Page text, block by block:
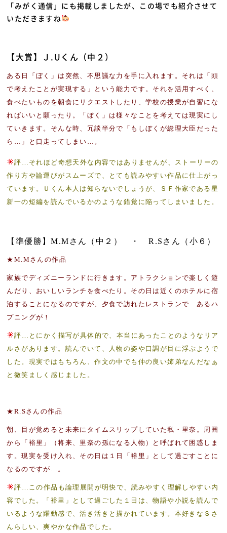
「みがく通信」にも掲載しましたが、この場でも紹介させて
いただきますね
【大賞】Ｊ.Uくん（中２）
ある日「ぼく」は突然、不思議な力を手に入れます。それは「頭
で考えたことが実現する」という能力です。それを活用すべく、
食べたいものを朝食にリクエストしたり、学校の授業が自習にな
ればいいと願ったり。「ぼく」は様々なことを考えては現実にし
ていきます。そんな時、冗談半分で「もしぼくが総理大臣だった
ら…」と口走ってしまい…。
評… それほど奇想天外な内容ではありませんが、ストーリーの
作り方や論運びがスムーズで、とても読みやすい作品に仕上がっ
ています。Ｕくん本人は知らないでしょうが、ＳＦ作家である星
新一の短編を読んでいるかのような錯覚に陥ってしまいました。
【準優勝】M.Mさん（中２） ・ R.Sさん（小６）
★M.Mさんの作品
家族でディズニーランドに行きます。アトラクションで楽しく遊
んだり、おいしいランチを食べたり。その日は近くのホテルに宿
泊することになるのですが、夕食で訪れたレストランで あるハ
プニングが！
評…とにかく描写が具体的で、本当にあったことのようなリア
ルさがあります。読んでいて、人物の姿や口調が目に浮ぶようで
した。現実ではもちろん、作文の中でも仲の良い姉弟なんだなぁ
と微笑ましく感じました。
★R.Sさんの作品
朝、目が覚めると未来にタイムスリップしていた私・里奈。周囲
から「裕里」（将来、里奈の孫になる人物）と呼ばれて困惑しま
す。現実を受け入れ、その日は１日「裕里」として過ごすことに
なるのですが…。
評…この作品も論理展開が明快で、読みやすく理解しやすい内
容でした。「裕里」として過ごした１日は、物語や小説を読んで
いるような躍動感で、活き活きと描かれています。本好きなＳさ
んらしい、爽やかな作品でした。